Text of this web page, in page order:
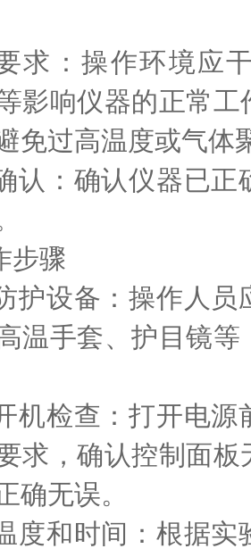
求：操作环境应
影响仪器的正常
免过高温度或气
认：确认仪器已正
步骤
护设备：操作人员
温手套、护目镜
机检查：打开电源
求，确认控制面
确无误。
度和时间：根据实